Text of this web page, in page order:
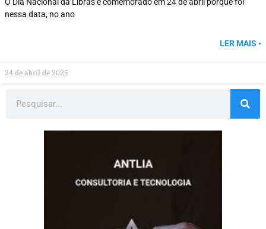
O Dia Nacional da Libras é comemorado em 24 de abril porque foi
nessa data, no ano
LER MAIS •
24 de abril de 2025